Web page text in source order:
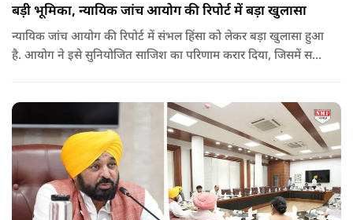
बड़ी भूमिका, न्यायिक जांच आयोग की रिपोर्ट में बड़ा खुलासा
न्यायिक जांच आयोग की रिपोर्ट में संभल हिंसा को लेकर बड़ा खुलासा हुआ
है. आयोग ने इसे सुनियोजित साजिश का परिणाम करार दिया, जिसमें सपा